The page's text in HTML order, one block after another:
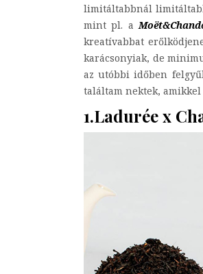
limitáltabbnál
mint pl. a
kreatívabbat
karácsonyiak, de
az utóbbi időben
találtam nektek,
1.Ladurée x